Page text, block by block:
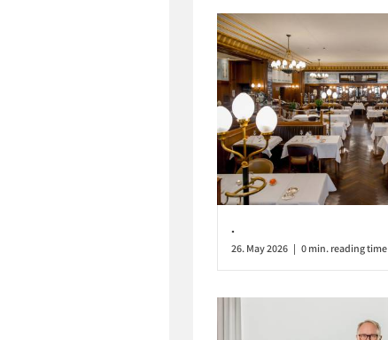
.
26. May 2026 | 0 min. reading time